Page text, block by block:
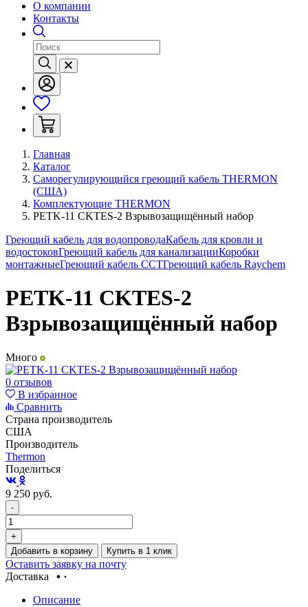
О компании
Контакты
Главная
Каталог
Саморегулирующийся греющий кабель THERMON
(США)
Комплектующие THERMON
PETK-11 CKTES-2 Взрывозащищённый набор
Греющий кабель для водопроводаКабель для кровли и
водостоковГреющий кабель для канализацииКоробки
монтажныеГреющий кабель ССТГреющий кабель Raychem
PETK-11 CKTES-2
Взрывозащищённый набор
Много
0 отзывов
В избранное
Сравнить
Страна производитель
США
Производитель
Thermon
Поделиться
9 250 руб.
-
+
Добавить в корзину
Купить в 1 клик
Оставить заявку на почту
Доставка
Описание